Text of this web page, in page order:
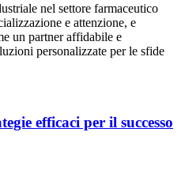
nel settore farmaceutico
e attenzione, e
un partner affidabile e
personalizzate per le sfide
efficaci per il successo